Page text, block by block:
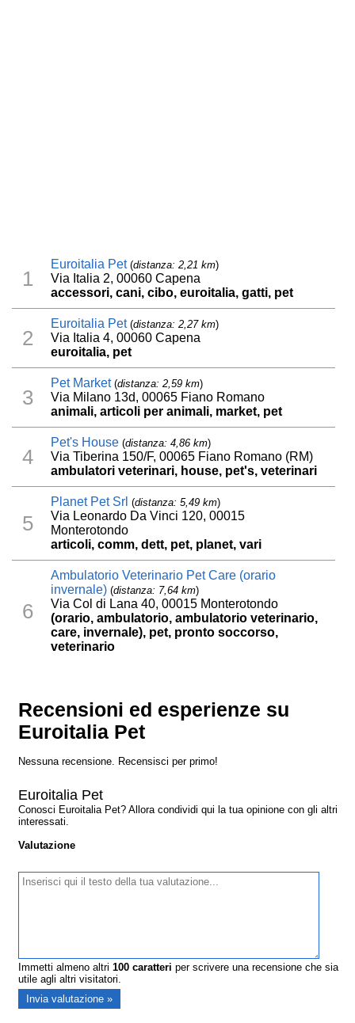
1
Euroitalia Pet(distanza: 2,21 km)
Via Italia 2, 00060 Capena
accessori, cani, cibo, euroitalia, gatti, pet
2
Euroitalia Pet(distanza: 2,27 km)
Via Italia 4, 00060 Capena
euroitalia, pet
3
Pet Market(distanza: 2,59 km)
Via Milano 13d, 00065 Fiano Romano
animali, articoli per animali, market, pet
4
Pet's House (distanza: 4,86 km)
Via Tiberina 150/F, 00065 Fiano Romano (RM)
ambulatori veterinari, house, pet's, veterinari
5
Planet Pet Srl (distanza: 5,49 km)
Via Leonardo Da Vinci 120, 00015
Monterotondo
articoli, comm, dett, pet, planet, vari
6
Ambulatorio Veterinario Pet Care (orario
invernale) (distanza: 7,64 km)
Via Col di Lana 40, 00015 Monterotondo
(orario, ambulatorio, ambulatorio veterinario,
care, invernale), pet, pronto soccorso,
veterinario
Recensioni ed esperienze su
Euroitalia Pet
Nessuna recensione. Recensisci per primo!
Euroitalia Pet
Conosci Euroitalia Pet? Allora condividi qui la tua opinione con gli altri
interessati.
Valutazione
Immetti almeno altri100 caratteri per scrivere una recensione che sia
utile agli altri visitatori.